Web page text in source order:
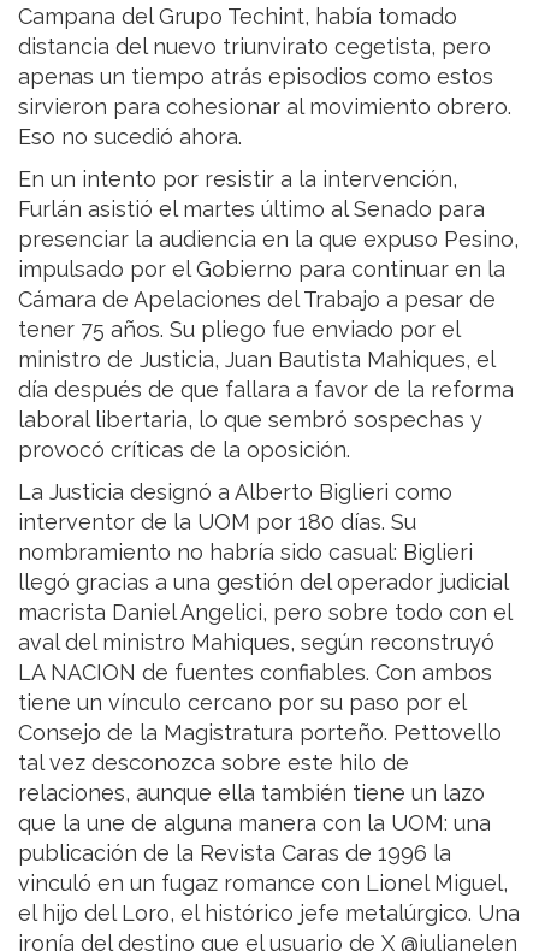
Campana del Grupo Techint, había tomado
distancia del nuevo triunvirato cegetista, pero
apenas un tiempo atrás episodios como estos
sirvieron para cohesionar al movimiento obrero.
Eso no sucedió ahora.
En un intento por resistir a la intervención,
Furlán asistió el martes último al Senado para
presenciar la audiencia en la que expuso Pesino,
impulsado por el Gobierno para continuar en la
Cámara de Apelaciones del Trabajo a pesar de
tener 75 años. Su pliego fue enviado por el
ministro de Justicia, Juan Bautista Mahiques, el
día después de que fallara a favor de la reforma
laboral libertaria, lo que sembró sospechas y
provocó críticas de la oposición.
La Justicia designó a Alberto Biglieri como
interventor de la UOM por 180 días. Su
nombramiento no habría sido casual: Biglieri
llegó gracias a una gestión del operador judicial
macrista Daniel Angelici, pero sobre todo con el
aval del ministro Mahiques, según reconstruyó
LA NACION de fuentes confiables. Con ambos
tiene un vínculo cercano por su paso por el
Consejo de la Magistratura porteño. Pettovello
tal vez desconozca sobre este hilo de
relaciones, aunque ella también tiene un lazo
que la une de alguna manera con la UOM: una
publicación de la Revista Caras de 1996 la
vinculó en un fugaz romance con Lionel Miguel,
el hijo del Loro, el histórico jefe metalúrgico. Una
ironía del destino que el usuario de X @julianelen